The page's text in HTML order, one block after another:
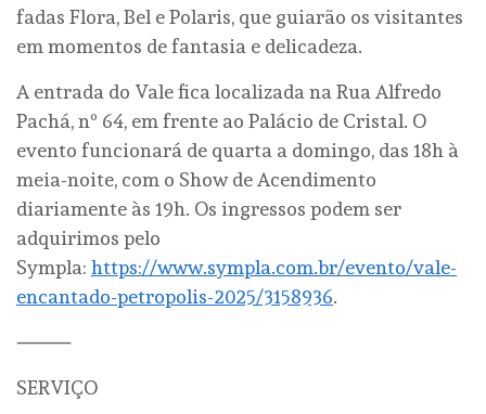
fadas Flora, Bel e Polaris, que guiarão os visitantes
em momentos de fantasia e delicadeza.
A entrada do Vale fica localizada na Rua Alfredo
Pachá, nº 64, em frente ao Palácio de Cristal. O
evento funcionará de quarta a domingo, das 18h à
meia-noite, com o Show de Acendimento
diariamente às 19h. Os ingressos podem ser
adquirimos pelo
Sympla: https://www.sympla.com.br/evento/vale-
encantado-petropolis-2025/3158936.
⸻
SERVIÇO